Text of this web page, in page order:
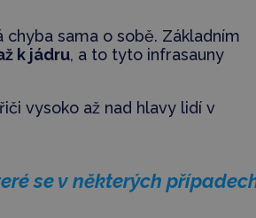
chyba sama o sobě. Základním
k jádru, a to tyto infrasauny
vysoko až nad hlavy lidí v
se v některých